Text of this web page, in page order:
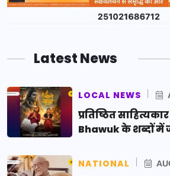
Latest News
LOCAL NEWS
प्रतिष्ठित
Bhawuk के शब्दों में
NATIONAL